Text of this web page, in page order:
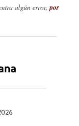
algún error, por